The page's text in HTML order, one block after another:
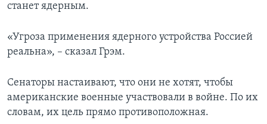
станет ядерным.
«Угроза применения ядерного устройства Россией
реальна», – сказал Грэм.
Сенаторы настаивают, что они не хотят, чтобы
американские военные участвовали в войне. По их
словам, их цель прямо противоположная.